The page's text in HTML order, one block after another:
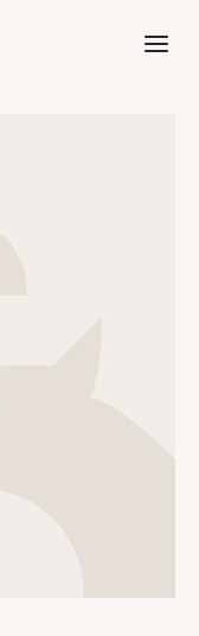
de Crédit Municipal